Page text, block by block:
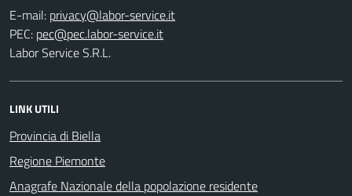
E-mail:
PEC:
Labor Service S.R.L.
LINK UTILI
Provincia di Biella
Regione Piemonte
Anagrafe Nazionale della popolazione residente